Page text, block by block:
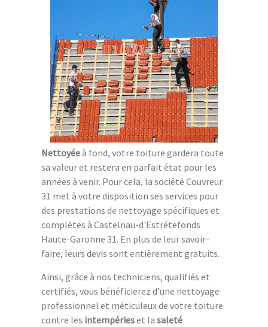
Nettoyéeà fond, votre toiture gardera toute
sa valeur et restera en parfait état pour les
années à venir. Pour cela, la société Couvreur
31 met à votre disposition ses services pour
des prestations de nettoyage spécifiques et
complètes à Castelnau-d'Estrétefonds
Haute-Garonne 31. En plus de leur savoir-
faire, leurs devis sont entièrement gratuits.
Ainsi, grâce à nos techniciens, qualifiés et
certifiés, vous bénéficierez d’une nettoyage
professionnel et méticuleux de votre toiture
contre les intempérieset la saleté